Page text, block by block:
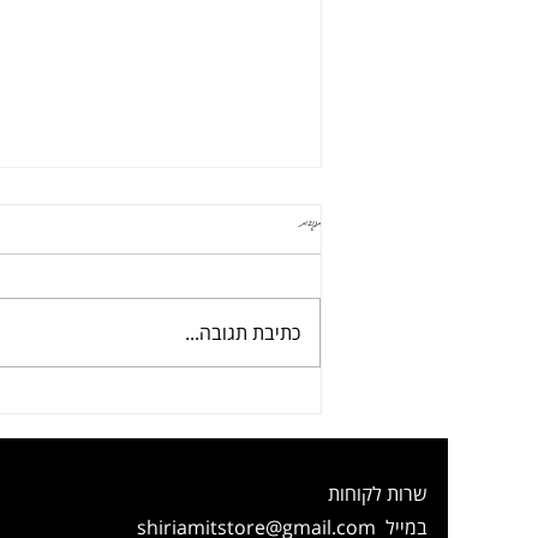
תגובות
כתיבת תגובה...
שרות לקוחות
במייל shiriamitstore@gmail.com